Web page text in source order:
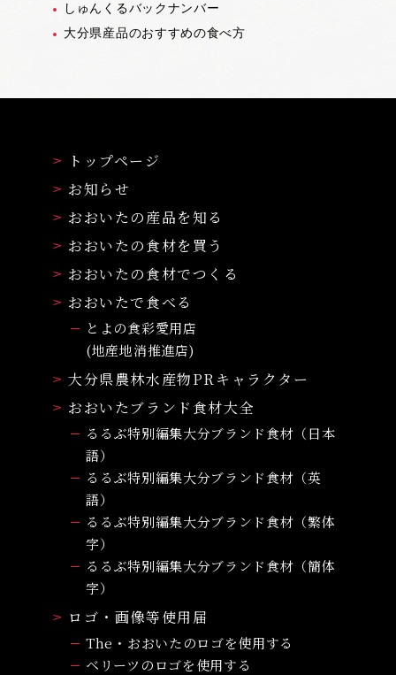
しゅんくるバックナンバー
大分県産品のおすすめの食べ方
トップページ
お知らせ
おおいたの産品を知る
おおいたの食材を買う
おおいたの食材でつくる
おおいたで食べる
とよの食彩愛用店
(地産地消推進店)
大分県農林水産物PRキャラクター
おおいたブランド食材大全
るるぶ特別編集大分ブランド食材（日本
語）
るるぶ特別編集大分ブランド食材（英
語）
るるぶ特別編集大分ブランド食材（繁体
字）
るるぶ特別編集大分ブランド食材（簡体
字）
ロゴ・画像等使用届
The・おおいたのロゴを使用する
ベリーツのロゴを使用する